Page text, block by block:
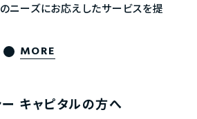
ニーズにお応えしたサービスを提
MORE
キャピタルの方へ